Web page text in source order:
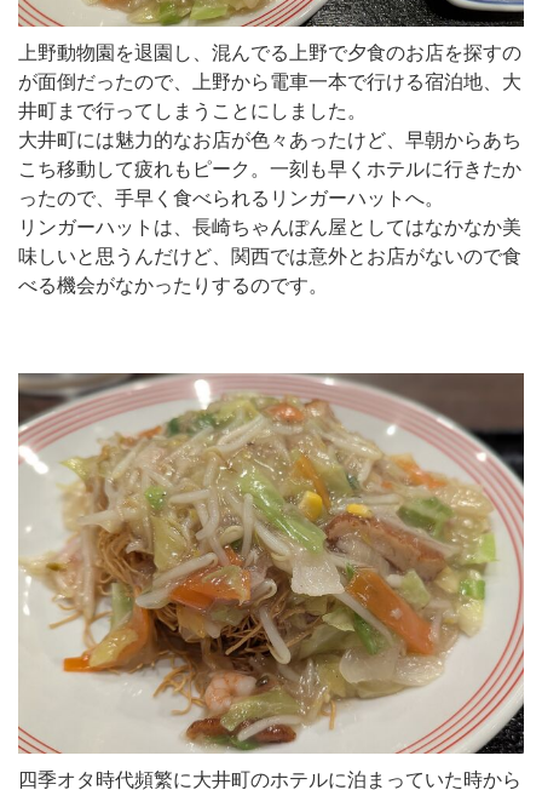
上野動物園を退園し、混んでる上野で夕食のお店を探すの
が面倒だったので、上野から電車一本で行ける宿泊地、大
井町まで行ってしまうことにしました。
大井町には魅力的なお店が色々あったけど、早朝からあち
こち移動して疲れもピーク。一刻も早くホテルに行きたか
ったので、手早く食べられるリンガーハットへ。
リンガーハットは、長崎ちゃんぽん屋としてはなかなか美
味しいと思うんだけど、関西では意外とお店がないので食
べる機会がなかったりするのです。
四季オタ時代頻繁に大井町のホテルに泊まっていた時から